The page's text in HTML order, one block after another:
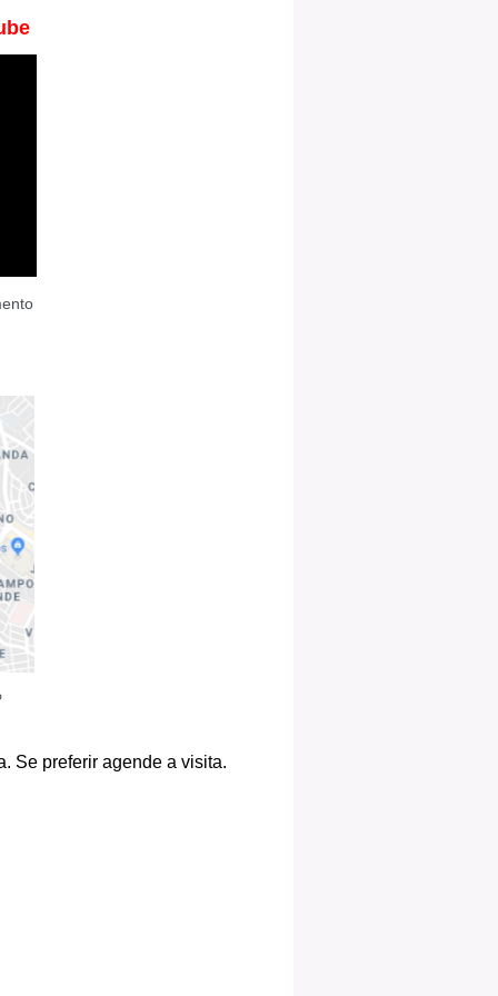
Se preferir agende a visita.